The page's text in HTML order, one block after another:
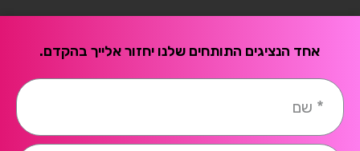
אחד הנציגים התותחים שלנו יחזור אלייך בהקדם.